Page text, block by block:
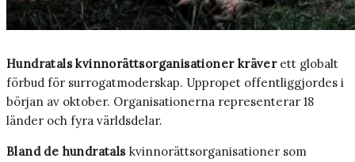
Hundratals kvinnorättsorganisationer kräverett globalt
förbud för surrogatmoderskap. Uppropet offentliggjordes i
början av oktober. Organisationerna representerar 18
länder och fyra världsdelar.
Bland de hundratalskvinnorättsorganisationer som